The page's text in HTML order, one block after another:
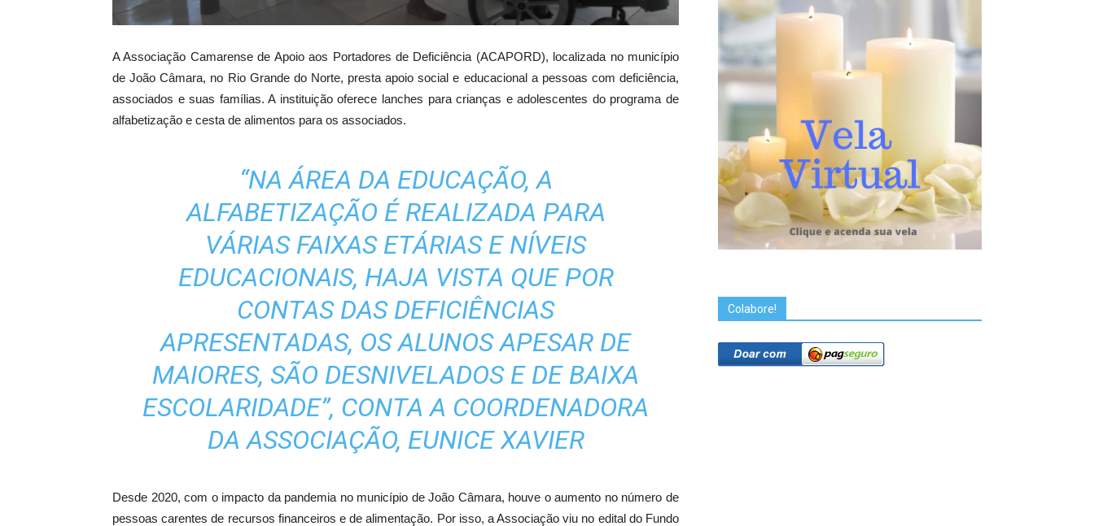
A Associação Camarense de Apoio aos Portadores de Deficiência (ACAPORD), localizada no município
de João Câmara, no Rio Grande do Norte, presta apoio social e educacional a pessoas com deficiência,
associados e suas famílias. A instituição oferece lanches para crianças e adolescentes do programa de
alfabetização e cesta de alimentos para os associados.
“NA ÁREA DA EDUCAÇÃO, A
ALFABETIZAÇÃO É REALIZADA PARA
VÁRIAS FAIXAS ETÁRIAS E NÍVEIS
EDUCACIONAIS, HAJA VISTA QUE POR
CONTAS DAS DEFICIÊNCIAS
APRESENTADAS, OS ALUNOS APESAR DE
MAIORES, SÃO DESNIVELADOS E DE BAIXA
ESCOLARIDADE”, CONTA A COORDENADORA
DA ASSOCIAÇÃO, EUNICE XAVIER
Desde 2020, com o impacto da pandemia no município de João Câmara, houve o aumento no número de
pessoas carentes de recursos financeiros e de alimentação. Por isso, a Associação viu no edital do Fundo
Colabore!